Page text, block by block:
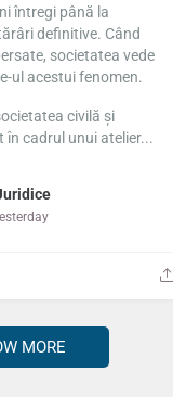
întregi până la
definitive. Când
societatea vede
ul acestui fenomen.
civilă și
cadrul unui atelier...
MORE